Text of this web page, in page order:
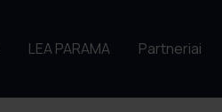
LEA PARAMA Partneriai